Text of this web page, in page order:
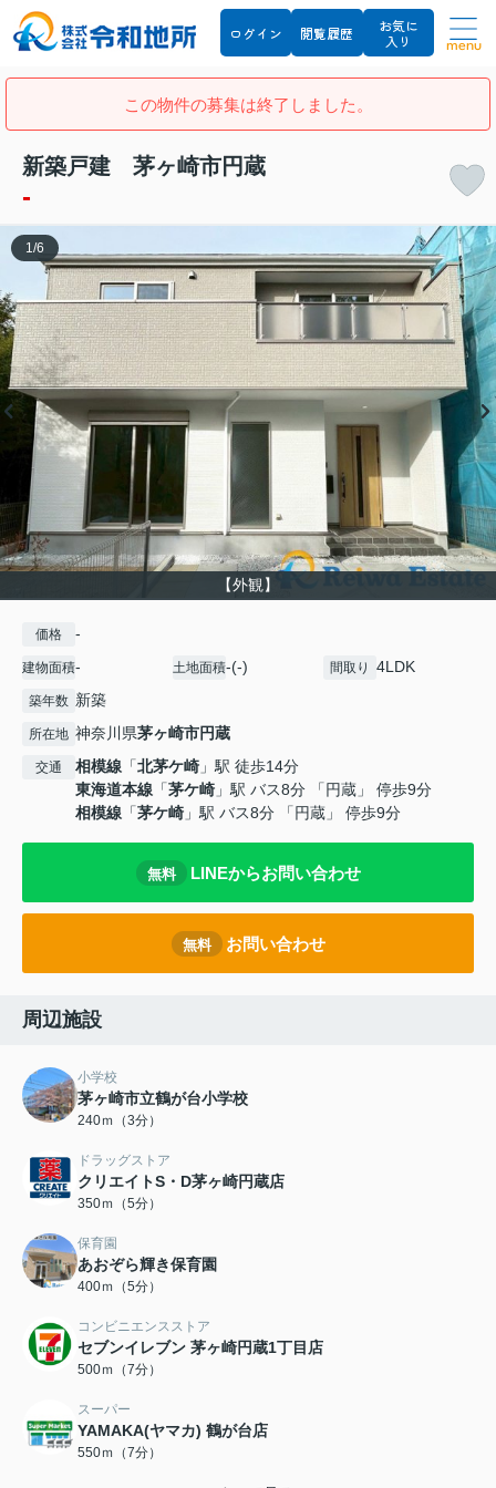
ログイン 閲覧履歴
お気に
入り
menu
この物件の募集は終了しました。
新築戸建 茅ヶ崎市円蔵
-
【外観】
1 /6
価格 -
建物面積- 土地面積-(-) 間取り 4LDK
築年数 新築
所在地 神奈川県茅ヶ崎市円蔵
交通 相模線 「北茅ケ崎 」駅 徒歩14分
東海道本線 「茅ケ崎 」駅 バス8分 「円蔵」 停歩9分
相模線 「茅ケ崎 」駅 バス8分 「円蔵」 停歩9分
無料 LINEからお問い合わせ
無料 お問い合わせ
周辺施設
小学校
茅ヶ崎市立鶴が台小学校
240ｍ（3分）
ドラッグストア
クリエイトS・D茅ヶ崎円蔵店
350ｍ（5分）
保育園
あおぞら輝き保育園
400ｍ（5分）
コンビニエンスストア
セブンイレブン 茅ヶ崎円蔵1丁目店
500ｍ（7分）
スーパー
YAMAKA(ヤマカ) 鶴が台店
550ｍ（7分）